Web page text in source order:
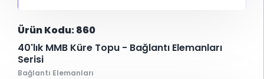
Ürün Kodu: 860
40'lık MMB Küre Topu - Bağlantı Elemanları
Serisi
Bağlantı Elemanları